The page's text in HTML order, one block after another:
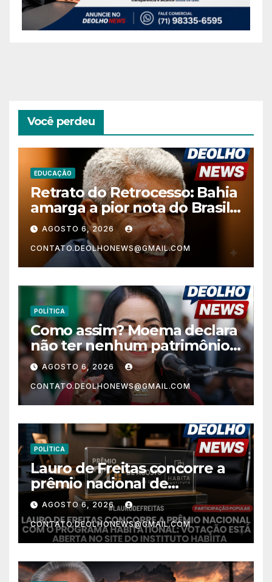
Você perdeu
EDUCAÇÃO
Retrato do Retrocesso: Bahia
amarga a pior nota do Brasil
nos anos finais do Ensino
Fundamental e a menor do
Nordeste no Ensino Médio
AGOSTO 6, 2026
CONTATO.DEOLHONEWS@GMAIL.COM
POLÍTICA
Como assim? Moema declara
não ter nenhum patrimônio
após 30 anos na vida pública?
AGOSTO 6, 2026
CONTATO.DEOLHONEWS@GMAIL.COM
POLÍTICA
Lauro de Freitas concorre a
prêmio nacional de
habitação com o projeto “Tá
Rebocado”; votação está
aberta
AGOSTO 6, 2026
CONTATO.DEOLHONEWS@GMAIL.COM